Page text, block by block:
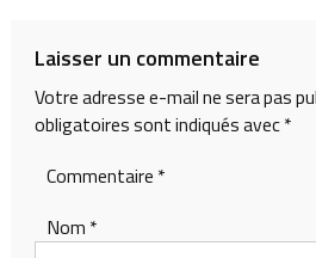
l’article
Laisser un commentaire
Votre adresse e-mail ne sera pas
obligatoires sont indiqués avec*
Commentaire *
Nom *